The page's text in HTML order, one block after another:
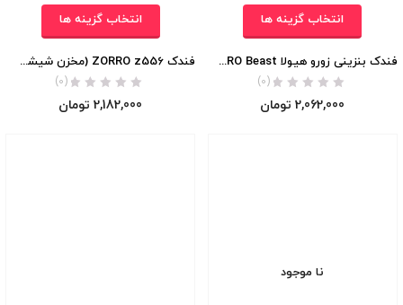
انتخاب گزینه ها
فندک بنزینی زورو هیولا ZORRO Beast اورجینال
(0)
2,062,000 تومان
انتخاب گزینه ها
فندک ZORRO z556 (مخزن شیشه ای) اورجینال
(0)
2,182,000 تومان
نا موجود